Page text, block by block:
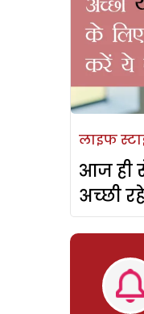
लाइफ
आज ही
अच्छी